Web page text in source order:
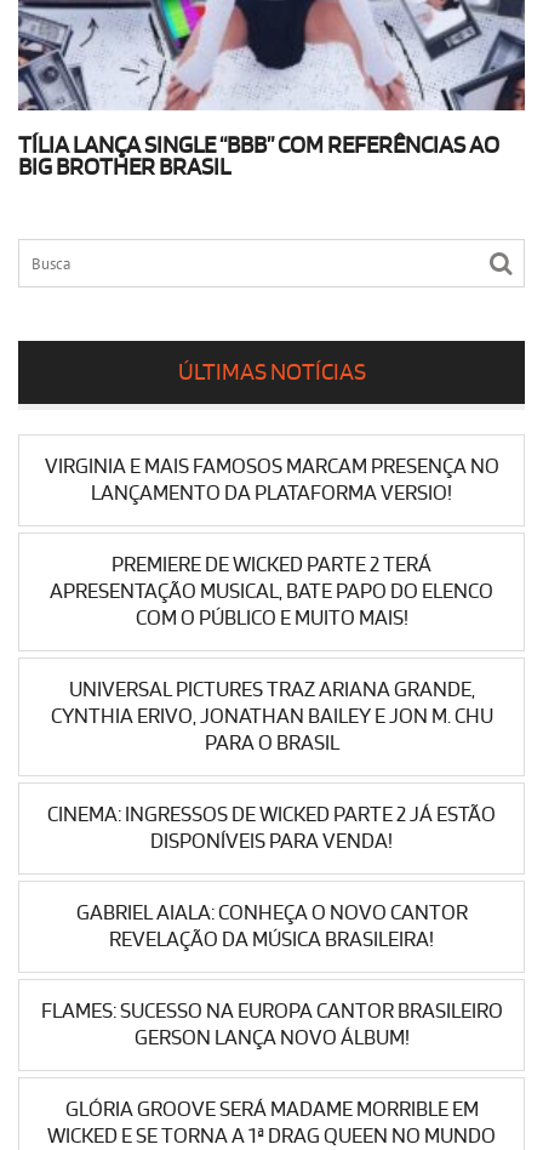
TÍLIA LANÇA SINGLE “BBB” COM REFERÊNCIAS AO
BIG BROTHER BRASIL
ÚLTIMAS NOTÍCIAS
VIRGINIA E MAIS FAMOSOS MARCAM PRESENÇA NO
LANÇAMENTO DA PLATAFORMA VERSIO!
PREMIERE DE WICKED PARTE 2 TERÁ
APRESENTAÇÃO MUSICAL, BATE PAPO DO ELENCO
COM O PÚBLICO E MUITO MAIS!
UNIVERSAL PICTURES TRAZ ARIANA GRANDE,
CYNTHIA ERIVO, JONATHAN BAILEY E JON M. CHU
PARA O BRASIL
CINEMA: INGRESSOS DE WICKED PARTE 2 JÁ ESTÃO
DISPONÍVEIS PARA VENDA!
GABRIEL AIALA: CONHEÇA O NOVO CANTOR
REVELAÇÃO DA MÚSICA BRASILEIRA!
FLAMES: SUCESSO NA EUROPA CANTOR BRASILEIRO
GERSON LANÇA NOVO ÁLBUM!
GLÓRIA GROOVE SERÁ MADAME MORRIBLE EM
WICKED E SE TORNA A 1ª DRAG QUEEN NO MUNDO